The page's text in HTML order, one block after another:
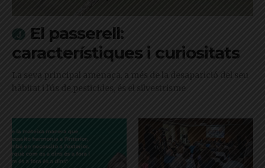
El passerell:
característiques i curiositats
La seva principal amenaça, a més de la desaparició del seu
hàbitat i l'ús de pesticides, és el silvestrisme